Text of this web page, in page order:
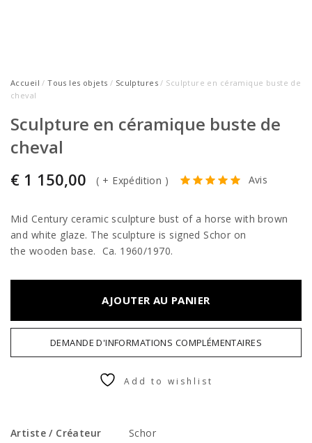
Accueil /Tous les objets / Sculptures / Sculpture en céramique buste de
cheval
Sculpture en céramique buste de
cheval
€ 1 150,00 ( + Expédition ) Avis
Mid Century ceramic sculpture bust of a horse with brown
and white glaze. The sculpture is signed Schor on
the wooden base. Ca. 1960/1970.
AJOUTER AU PANIER
DEMANDE D'INFORMATIONS COMPLÉMENTAIRES
Add to wishlist
Artiste / Créateur
Schor